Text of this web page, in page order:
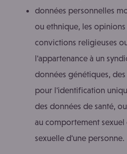
données personnelles
ou ethnique, les
convictions religieuses
l'appartenance à un
données génétiques,
pour l'identification
des données de santé,
au comportement
sexuelle d'une personne.